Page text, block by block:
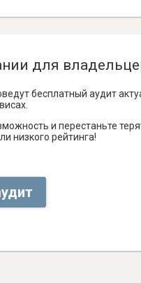
для
бесплатный аудит
и перестаньте
низкого рейтинга!